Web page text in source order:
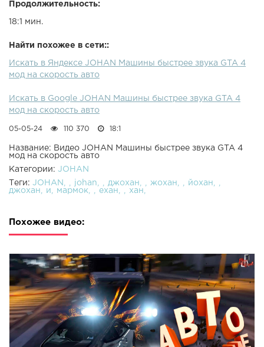
Продолжительность:
18:1 мин.
Найти похожее в сети::
Искать в Яндексе JOHAN Машины быстрее звука GTA 4
мод на скорость авто
Искать в Google JOHAN Машины быстрее звука GTA 4
мод на скорость авто
05-05-24 110 370 18:1
Название: Видео JOHAN Машины быстрее звука GTA 4
мод на скорость авто
Категории: JOHAN
Теги: JOHAN johan джохан жохан
йохан
джохан
и мармок ехан хан
Похожее видео: